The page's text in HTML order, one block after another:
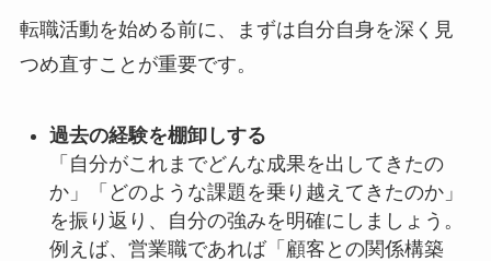
転職活動を始める前に、まずは自分自身を深く見
つめ直すことが重要です。
過去の経験を棚卸しする
「自分がこれまでどんな成果を出してきたの
か」「どのような課題を乗り越えてきたのか」
を振り返り、自分の強みを明確にしましょう。
例えば、営業職であれば「顧客との関係構築